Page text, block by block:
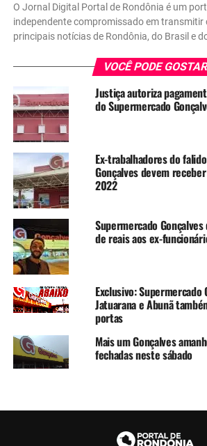
O Jornal Digital Portal de Rondônia é um
independente compromissado em transmitir
principais notícias de Rondônia, do Brasil e
VOCÊ PODE
Justiça autoriza
do Supermercado
Ex-trabalhadores do
Gonçalves devem
2022
Supermercado
de reais aos ex-
Exclusivo: Supermercado
Jatuarana e Abunã
portas
Mais um Gonçalves
fechadas neste sábado